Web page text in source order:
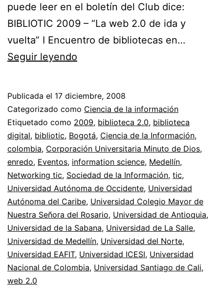
puede leer en el boletín del Club dice:
BIBLIOTIC 2009 – “La web 2.0 de ida y
vuelta” I Encuentro de bibliotecas en…
Seguir leyendo
//
Biblio
TICS
2009
Publicada el 17 diciembre, 2008
Categorizado como Ciencia de la información
Etiquetado como 2009, biblioteca 2.0, biblioteca
digital, bibliotic, Bogotá, Ciencia de la Información,
colombia, Corporación Universitaria Minuto de Dios,
enredo, Eventos, information science, Medellín,
Networking tic, Sociedad de la Información, tic,
Universidad Autónoma de Occidente, Universidad
Autónoma del Caribe, Universidad Colegio Mayor de
Nuestra Señora del Rosario, Universidad de Antioquia,
Universidad de la Sabana, Universidad de La Salle,
Universidad de Medellín, Universidad del Norte,
Universidad EAFIT, Universidad ICESI, Universidad
Nacional de Colombia, Universidad Santiago de Cali,
web 2.0